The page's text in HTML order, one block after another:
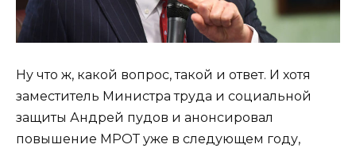
Ну что ж, какой вопрос, такой и ответ. И хотя
заместитель Министра труда и социальной
защиты Андрей пудов и анонсировал
повышение МРОТ уже в следующем году,